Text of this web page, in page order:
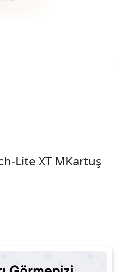
Lite XT MKartuş